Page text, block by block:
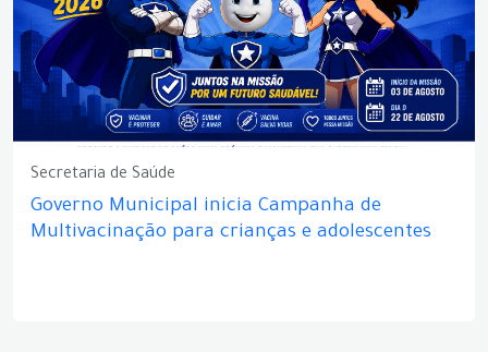
Secretaria de Saúde
Governo Municipal inicia Campanha de
Multivacinação para crianças e adolescentes